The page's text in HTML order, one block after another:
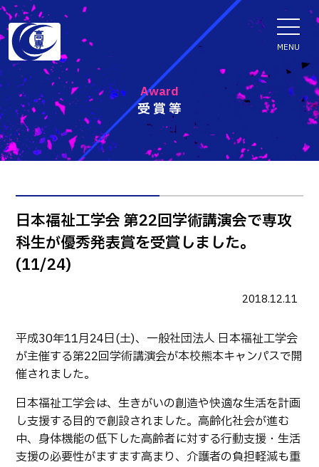
受賞等
Award
日本福祉工学会 第22回学術講演会で専攻
科生が優秀発表賞を受賞しました。
(11/24)
2018.12.11
平成30年11月24日(土)、一般社団法人 日本福祉工学会
が主催する第22回学術講演会が本校熊本キャンパスで開
催されました。
日本福祉工学会は、生きがいの創造や快適な生活を計画
し支援する目的で創設されました。高齢化社会が進む
中、身体機能の低下した高齢者に対する行動支援・生活
支援の必要性がますます高まり、介護者の負担軽減も重
MENU
ENGLISH
学科・専攻科
電子情報学系学科
知能制御情報工学科
情報工学科
融合・複合工学系学科
機械知能システム工学科
基幹教育科
専攻科
電子情報システム工学専攻
生産システム工学専攻
入試情報
入試速報
入学者選抜検査 情報
オープンキャンパス等
進学の手引き
入学料および授業料
受験生向け 熊本高専 Q&A
熊本高専が運用するWebサイト・SNS・動画チャネ
ル等
お知らせ
学校概要
交通アクセス
教員紹介
パンフレット・紹介動画
産学官連携・地域連携
国際交流
受賞等
活動報告
ご寄付・ネーミングライ